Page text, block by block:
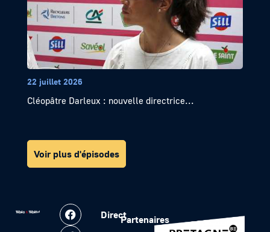
22 juillet 2026
Cléopâtre Darleux : nouvelle directrice...
Voir plus d'épisodes
DirectPartenaires